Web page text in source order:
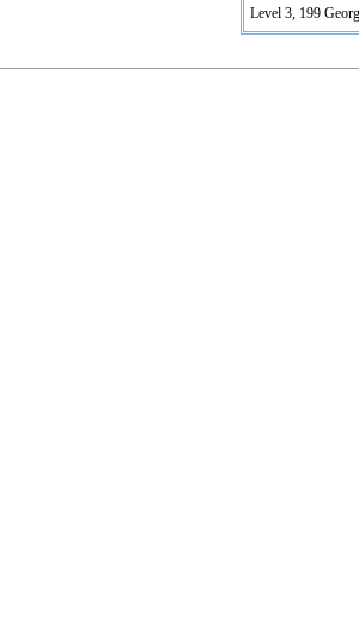
Level 3, 199